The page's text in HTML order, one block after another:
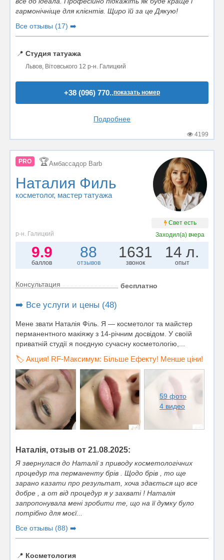
гармонічніще для клієнтів. Щиро їй за це Дякую!
Все отзывы (17) ➡️
📍 Студия татуажа
Львов, Вітовського 12 р-н. Галицкий
+38 (096) 770..показать номер
Подробнее
4199
PRO 🏆Амбассадор Barb
Наталия Филь
косметолог, мастер татуажа
Свет есть
р-н. Галицкий
Заходил(а)вчера
9.9
баллов
88
отзывов
1631
звонок
14 л.
опыт
Консультация бесплатно
➡️ Все услуги и цены (48)
Мене звати Наталія Філь. Я — косметолог та майстер
перманентного макіяжу з 14-річним досвідом. У своїй
приватній студії я поєдную сучасну косметологію,...
🏷️ Акция! RF-Максимум: Більше Ефекту! Менше ціни!
59 фото
4 видео
Наталія, отзыв от 21.08.2025:
Я звернулася до Наталії з приводу косметологічних
процедур та перманенту брів . Щодо брів , то ще
зарано казати про результат, хоча здається що все
добре , а от від процедур я у захваті ! Наталія
запропонувала мені зробити те, що на її думку було
потрібно для моєї...
Все отзывы (88) ➡️
📍 Косметология